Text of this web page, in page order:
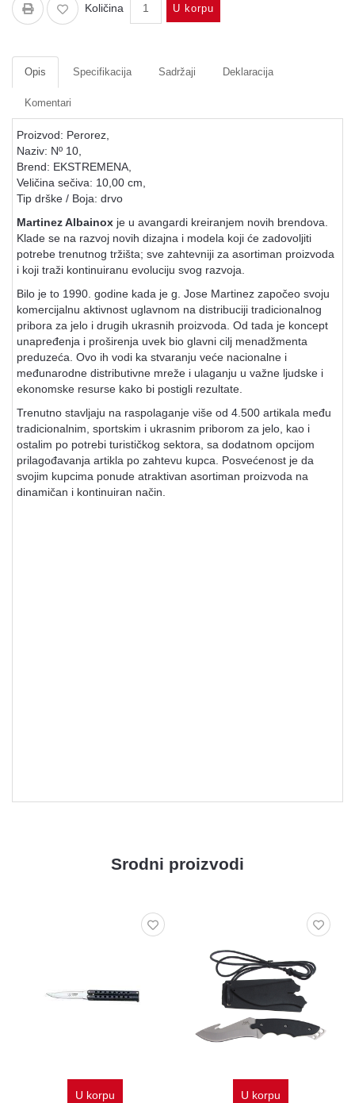
Količina U korpu
Opis Specifikacija Sadržaji Deklaracija
Komentari
Proizvod: Perorez,
Naziv: Nº 10,
Brend: EKSTREMENA,
Veličina sečiva: 10,00 cm,
Tip drške / Boja: drvo
Martinez Albainox je u avangardi kreiranjem novih brendova.
Klade se na razvoj novih dizajna i modela koji će zadovoljiti
potrebe trenutnog tržišta; sve zahtevniji za asortiman proizvoda
i koji traži kontinuiranu evoluciju svog razvoja.
Bilo je to 1990. godine kada je g. Jose Martinez započeo svoju
komercijalnu aktivnost uglavnom na distribuciji tradicionalnog
pribora za jelo i drugih ukrasnih proizvoda. Od tada je koncept
unapređenja i proširenja uvek bio glavni cilj menadžmenta
preduzeća. Ovo ih vodi ka stvaranju veće nacionalne i
međunarodne distributivne mreže i ulaganju u važne ljudske i
ekonomske resurse kako bi postigli rezultate.
Trenutno stavljaju na raspolaganje više od 4.500 artikala među
tradicionalnim, sportskim i ukrasnim priborom za jelo, kao i
ostalim po potrebi turističkog sektora, sa dodatnom opcijom
prilagođavanja artikla po zahtevu kupca. Posvećenost je da
svojim kupcima ponude atraktivan asortiman proizvoda na
dinamičan i kontinuiran način.
Srodni proizvodi
U korpu U korpu